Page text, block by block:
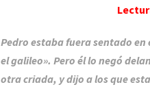
Pedro estaba fuera sentado en
el galileo». Pero él lo negó
otra criada, y dijo a los que